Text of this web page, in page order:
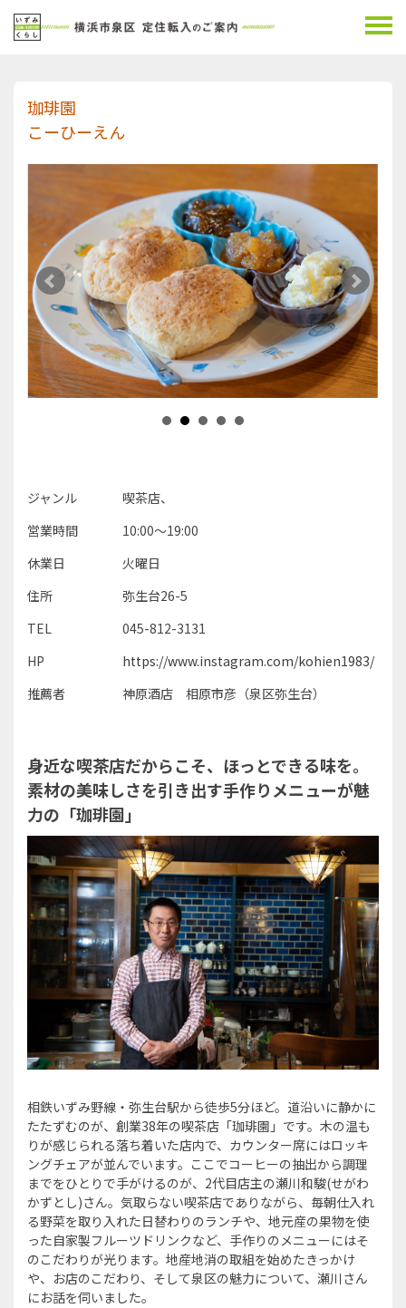
珈琲園
こーひーえん
ジャンル
喫茶店、
営業時間
10:00～19:00
休業日
火曜日
住所
弥生台26-5
TEL
045-812-3131
HP
https://www.instagram.com/kohien1983/
推薦者
神原酒店 相原市彦（泉区弥生台）
身近な喫茶店だからこそ、ほっとできる味を。
素材の美味しさを引き出す手作りメニューが魅
力の「珈琲園」
相鉄いずみ野線・弥生台駅から徒歩5分ほど。道沿いに静かに
たたずむのが、創業38年の喫茶店「珈琲園」です。木の温も
りが感じられる落ち着いた店内で、カウンター席にはロッキ
ングチェアが並んでいます。ここでコーヒーの抽出から調理
までをひとりで手がけるのが、2代目店主の瀬川和駿(せがわ
かずとし)さん。気取らない喫茶店でありながら、毎朝仕入れ
る野菜を取り入れた日替わりのランチや、地元産の果物を使
った自家製フルーツドリンクなど、手作りのメニューにはそ
のこだわりが光ります。地産地消の取組を始めたきっかけ
や、お店のこだわり、そして泉区の魅力について、瀬川さん
にお話を伺いました。